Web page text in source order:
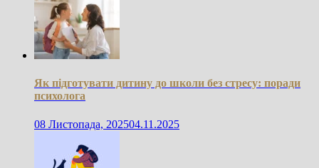
Як підготувати дитину до школи без стресу: поради
психолога
08 Листопада, 202504.11.2025